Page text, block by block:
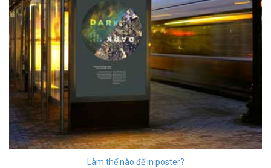
Làm thế nào để in poster?